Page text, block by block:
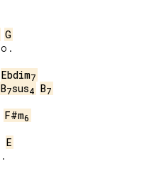
G
Ebdim7
B7sus4 B7
F#m6
E